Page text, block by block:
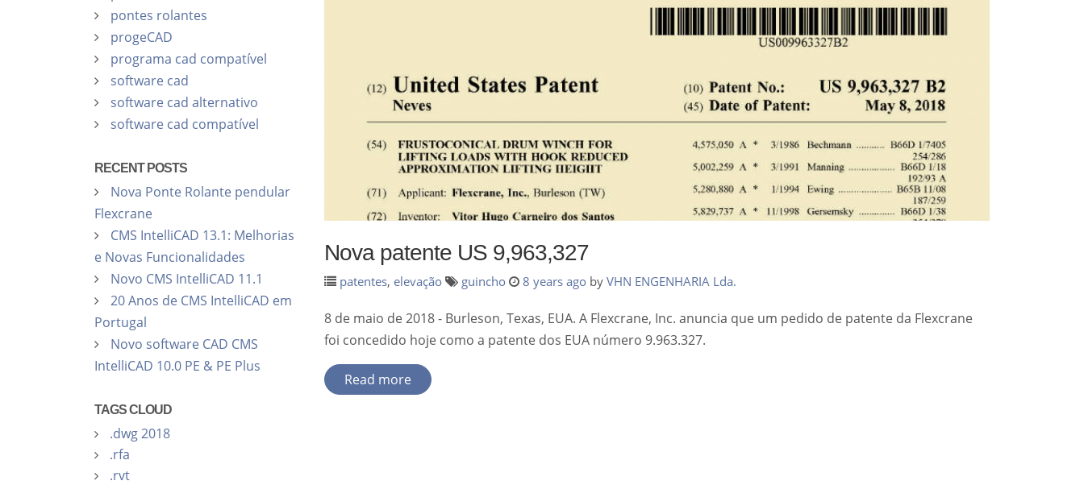
Nova patente US 9,963,327
patentes, elevação guincho 8 years ago by VHN ENGENHARIA Lda.
8 de maio de 2018 - Burleson, Texas, EUA. A Flexcrane, Inc. anuncia que um pedido de patente da Flexcrane
foi concedido hoje como a patente dos EUA número 9.963.327.
Read more
pontes rolantes
progeCAD
programa cad compatível
software cad
software cad alternativo
software cad compatível
RECENT POSTS
Nova Ponte Rolante pendular
Flexcrane
CMS IntelliCAD 13.1: Melhorias
e Novas Funcionalidades
Novo CMS IntelliCAD 11.1
20 Anos de CMS IntelliCAD em
Portugal
Novo software CAD CMS
IntelliCAD 10.0 PE & PE Plus
TAGS CLOUD
.dwg 2018
.rfa
.rvt